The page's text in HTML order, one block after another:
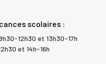
scolaires :
12h30 et 13h30-17h
et 14h-16h